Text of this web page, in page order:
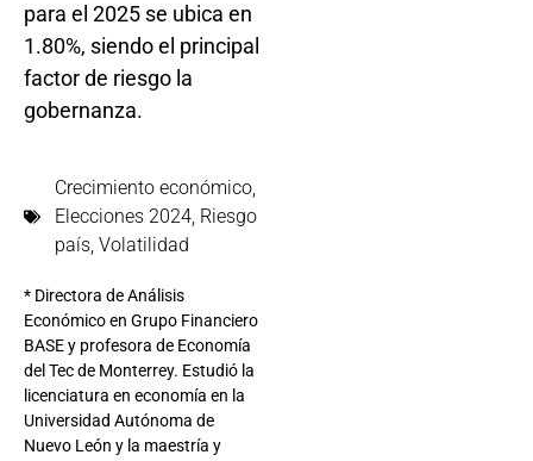
para el 2025 se ubica en
1.80%, siendo el principal
factor de riesgo la
gobernanza.
Crecimiento económico,
Elecciones 2024, Riesgo
país, Volatilidad
* Directora de Análisis
Económico en Grupo Financiero
BASE y profesora de Economía
del Tec de Monterrey. Estudió la
licenciatura en economía en la
Universidad Autónoma de
Nuevo León y la maestría y